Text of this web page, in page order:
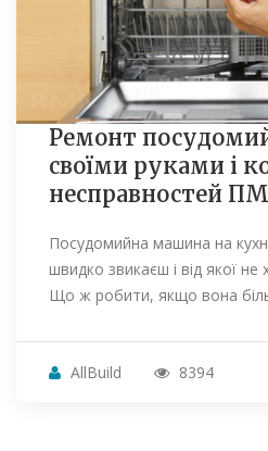
Ремонт
своїми руками і
несправностей
Посудомийна машина на
швидко звикаєш і від якої
Що ж робити, якщо вона
AllBuild 8394